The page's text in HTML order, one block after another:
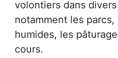
volontiers dans
notamment les parcs,
humides, les
cours.